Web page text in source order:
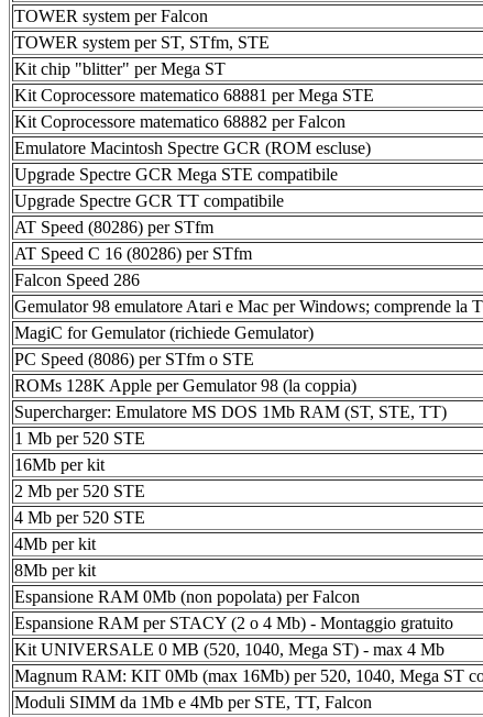
TOWER system per Falcon
TOWER system per ST, STfm, STE
Kit chip "blitter" per Mega ST
Kit Coprocessore matematico 68881 per Mega STE
Kit Coprocessore matematico 68882 per Falcon
Emulatore Macintosh Spectre GCR (ROM escluse)
Upgrade Spectre GCR Mega STE compatibile
Upgrade Spectre GCR TT compatibile
AT Speed (80286) per STfm
AT Speed C 16 (80286) per STfm
Falcon Speed 286
Gemulator 98 emulatore Atari e Mac per Windows; comprende la
MagiC for Gemulator (richiede Gemulator)
PC Speed (8086) per STfm o STE
ROMs 128K Apple per Gemulator 98 (la coppia)
Supercharger: Emulatore MS DOS 1Mb RAM (ST, STE, TT)
1 Mb per 520 STE
16Mb per kit
2 Mb per 520 STE
4 Mb per 520 STE
4Mb per kit
8Mb per kit
Espansione RAM 0Mb (non popolata) per Falcon
Espansione RAM per STACY (2 o 4 Mb) - Montaggio gratuito
Kit UNIVERSALE 0 MB (520, 1040, Mega ST) - max 4 Mb
Magnum RAM: KIT 0Mb (max 16Mb) per 520, 1040, Mega ST
Moduli SIMM da 1Mb e 4Mb per STE, TT, Falcon